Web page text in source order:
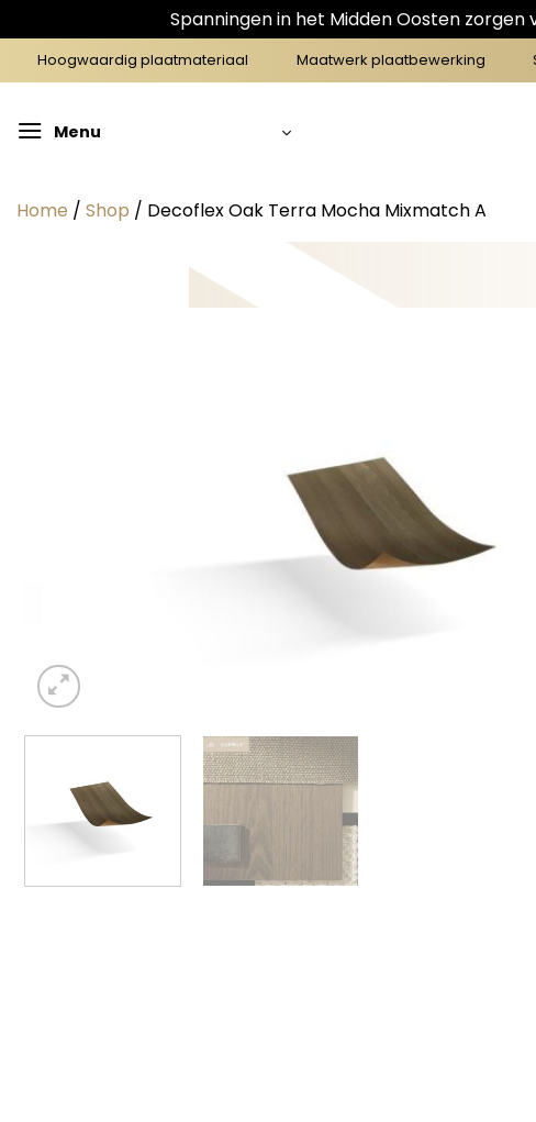
Spanningen in het Midden Oosten
naar
Hoogwaardig plaatmateriaal Maatwerk plaatbewerking
Menu
Home / Shop / Decoflex Oak Terra Mocha Mixmatch A